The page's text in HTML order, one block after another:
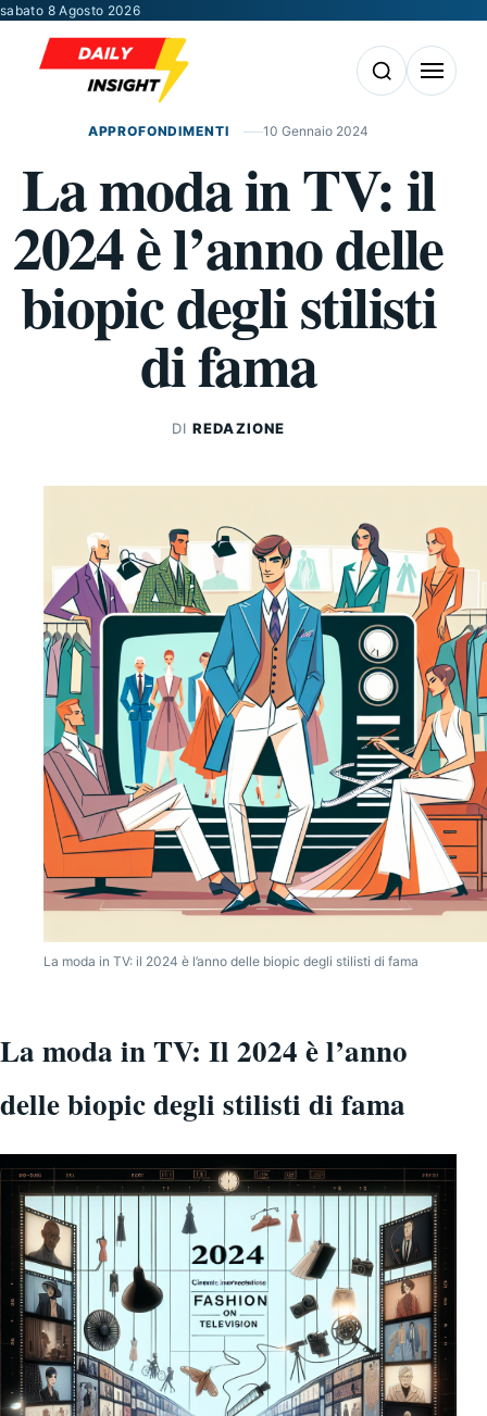
Vai al contenuto
sabato 8 Agosto 2026
Apri la ricerca
Apri il
APPROFONDIMENTI 10 Gennaio 2024
La moda in TV: il
2024 è l’anno delle
biopic degli stilisti
di fama
DIREDAZIONE
La moda in TV: il 2024 è l’anno delle biopic degli stilisti di fama
La moda in TV: Il 2024 è l’anno
delle biopic degli stilisti di fama